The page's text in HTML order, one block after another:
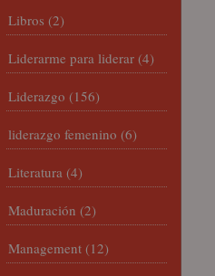
Libros (2)
Liderarme para liderar (4)
Liderazgo (156)
liderazgo femenino (6)
Literatura (4)
Maduración (2)
Management (12)